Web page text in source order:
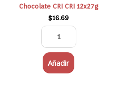
Chocolate CRI CRI 12x27g
$16.69
Añadir